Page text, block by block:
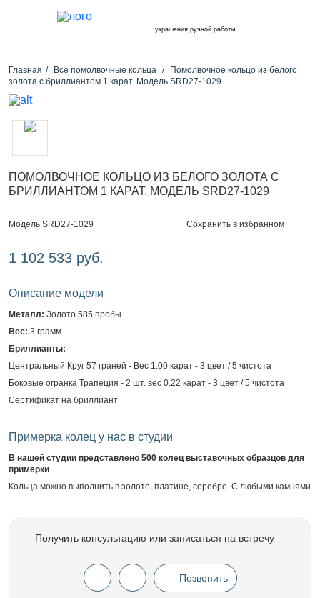
украшения ручной работы
Главная Все помолвочные кольца
Помолвочное кольцо из белого
золота с бриллиантом 1 карат. Модель SRD27-1029
ПОМОЛВОЧНОЕ КОЛЬЦО ИЗ БЕЛОГО ЗОЛОТА С
БРИЛЛИАНТОМ 1 КАРАТ. МОДЕЛЬ SRD27-1029
Модель SRD27-1029 Сохранить в избранном
1 102 533 руб.
Описание модели
Металл: Золото 585 пробы
Вес: 3 грамм
Бриллианты:
Центральный Круг 57 граней - Вес 1.00 карат - 3 цвет / 5 чистота
Боковые огранка Трапеция - 2 шт. вес 0.22 карат - 3 цвет / 5 чистота
Сертификат на бриллиант
Примерка колец у нас в студии
В нашей студии представлено 500 колец выставочных образцов для
примерки
Кольца можно выполнить в золоте, платине, серебре. С любыми камнями
Получить консультацию или записаться на встречу
Позвонить